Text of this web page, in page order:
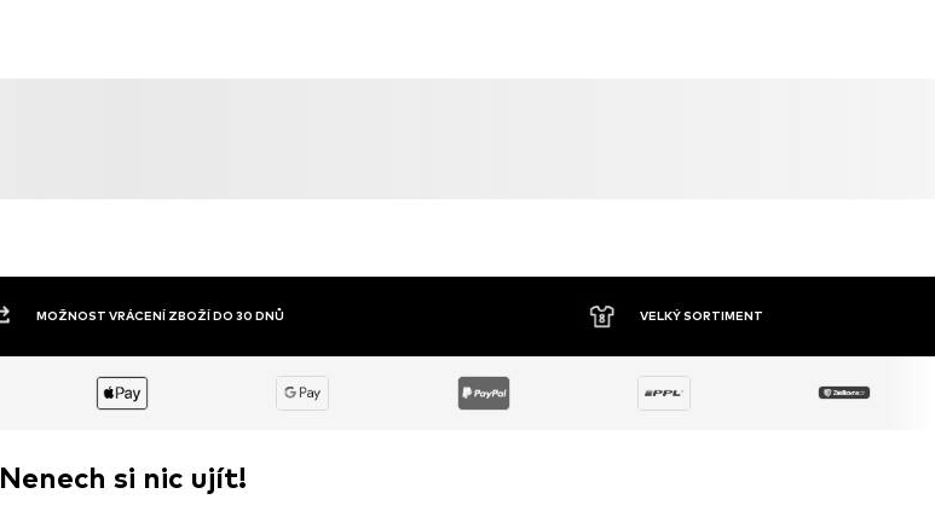
MOŽNOST VRÁCENÍ ZBOŽÍ DO 30 DNŮ VELKÝ SORTIMENT
Nenech si nic ujít!